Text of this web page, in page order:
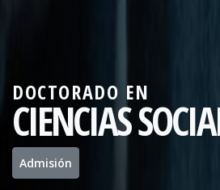
DOCTORADO EN
CIENCIAS
Admisión